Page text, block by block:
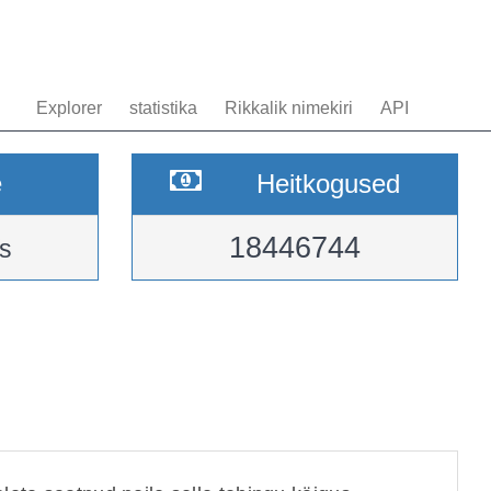
Explorer statistika Rikkalik nimekiri API
Heitkogused
18446744